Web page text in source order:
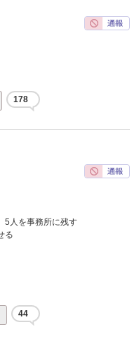
178
5人を事務所に残す
る
44